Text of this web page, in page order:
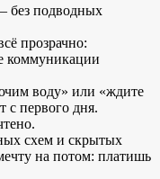
без подводных
прозрачно:
коммуникации
воду» или «ждите
с первого дня.
схем и скрытых
на потом: платишь